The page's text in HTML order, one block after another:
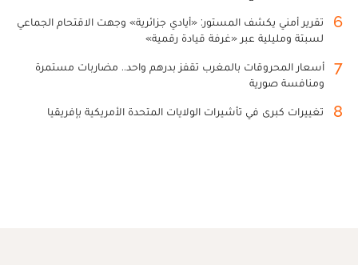
6
تقرير أمني يكشف المستور: «أيادي جزائرية» وجهت الاقتحام الجماعي
لسبتة ومليلية عبر «غرفة قيادة رقمية»
7
أسعار المحروقات بالمغرب تقفز بدرهم واحد.. مضاربات مستمرة
ومنافسة صورية
8 تغييرات كبرى في تأشيرات الولايات المتحدة الأمريكية بإفريقيا